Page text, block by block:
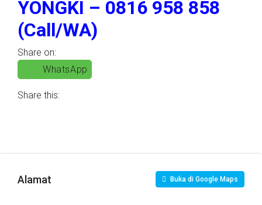
YONGKI – 0816 958 858
(Call/WA)
Share on:
WhatsApp
Share this:
Alamat Buka di Google Maps